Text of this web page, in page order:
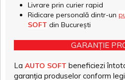
Livrare prin curier rapid
Ridicare personală dintr-un
SOFT din București
GARANȚIE
La AUTO SOFT beneficiezi
garanția produselor conform